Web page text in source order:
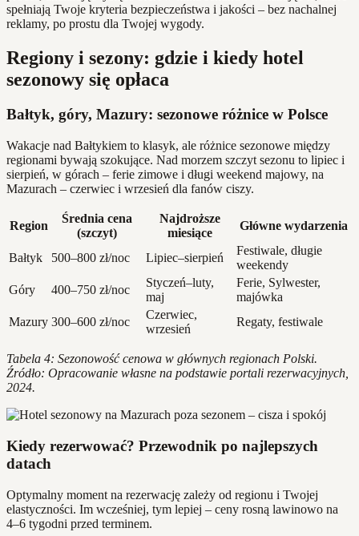
spełniają Twoje kryteria bezpieczeństwa i jakości – bez nachalnej
reklamy, po prostu dla Twojej wygody.
Regiony i sezony: gdzie i kiedy hotel
sezonowy się opłaca
Bałtyk, góry, Mazury: sezonowe różnice w Polsce
Wakacje nad Bałtykiem to klasyk, ale różnice sezonowe między
regionami bywają szokujące. Nad morzem szczyt sezonu to lipiec i
sierpień, w górach – ferie zimowe i długi weekend majowy, na
Mazurach – czerwiec i wrzesień dla fanów ciszy.
Region
Średnia cena
(szczyt)
Najdroższe
miesiące
Główne wydarzenia
Bałtyk 500–800 zł/noc Lipiec–sierpień
Festiwale, długie
weekendy
Góry
400–750 zł/noc
Styczeń–luty,
maj
Ferie, Sylwester,
majówka
Mazury 300–600 zł/noc
Czerwiec,
wrzesień
Regaty, festiwale
Tabela 4: Sezonowość cenowa w głównych regionach Polski.
Źródło: Opracowanie własne na podstawie portali rezerwacyjnych,
2024.
Kiedy rezerwować? Przewodnik po najlepszych
datach
Optymalny moment na rezerwację zależy od regionu i Twojej
elastyczności. Im wcześniej, tym lepiej – ceny rosną lawinowo na
4–6 tygodni przed terminem.